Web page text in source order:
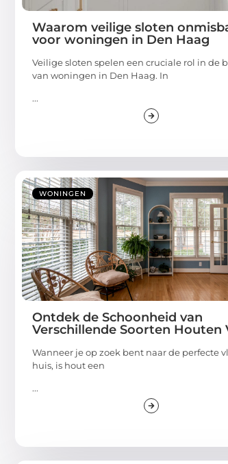
Waarom veilige sloten
voor woningen in Den Haag
Veilige sloten spelen een cruciale rol in de
van woningen in Den Haag. In
...
WONINGEN
Ontdek de Schoonheid van
Verschillende Soorten Houten
Wanneer je op zoek bent naar de perfecte
huis, is hout een
...